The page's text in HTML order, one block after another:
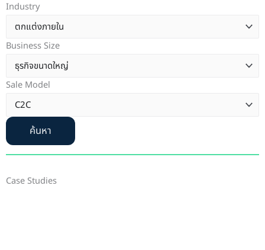
Industry
Business Size
Sale Model
ค้นหา
Case Studies